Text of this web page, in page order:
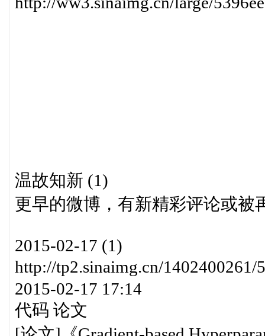
温故知新 (1)
更早的微博，有新精彩评论或被
2015-02-17 (1)
http://tp2.sinaimg.cn/
2015-02-17 17:14
代码 论文